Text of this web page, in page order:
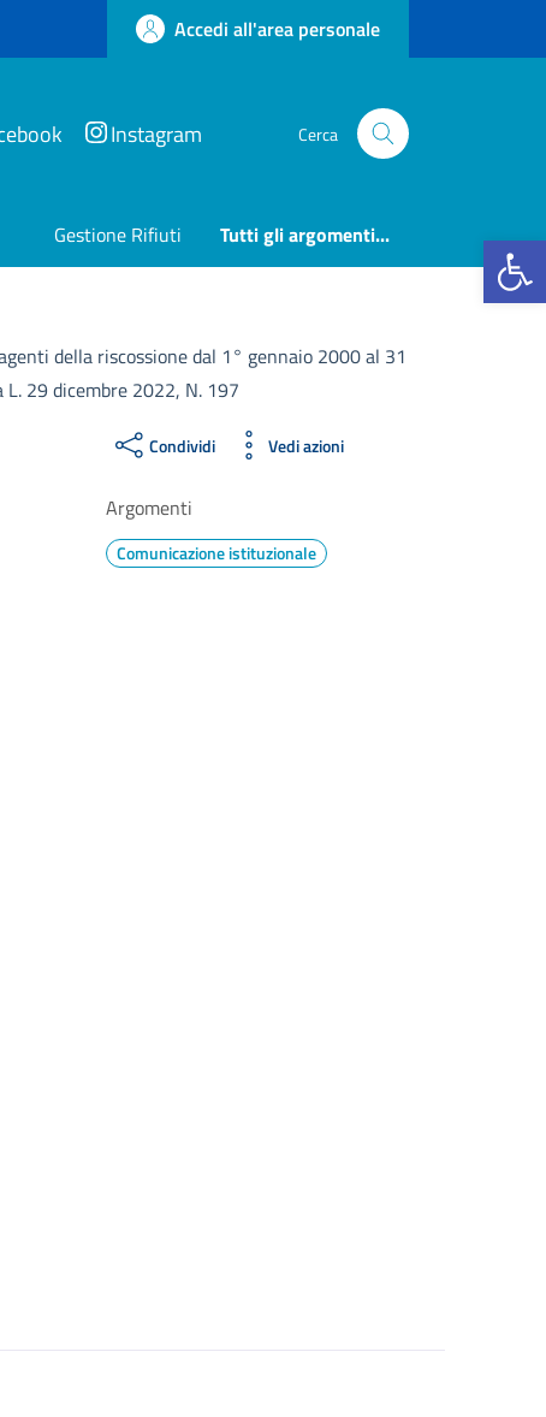
Apri la
Accedi all'area personale
Instagram Cerca
Gestione Rifiuti Tutti gli argomenti...
della riscossione dal 1° gennaio 2000 al 31
L. 29 dicembre 2022, N. 197
Condividi Vedi azioni
Argomenti
Comunicazione istituzionale